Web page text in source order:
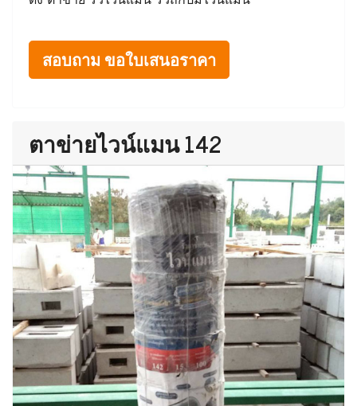
สอบถาม ขอใบเสนอราคา
ตาข่ายไวน์แมน 142